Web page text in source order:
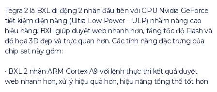
Tegra 2 là BXL di động 2 nhân đầu tiên với GPU Nvidia GeForce
tiết kiệm điện năng (Ultra Low Power – ULP) nhằm nâng cao
hiệu năng. BXL giúp duyệt web nhanh hơn, tăng tốc độ Flash và
đồ họa 3D đẹp và trực quan hơn. Các tính năng đặc trưng của
chip set này gồm:
• BXL 2 nhân ARM Cortex A9 với lệnh thực thi kết quả duyệt
web nhanh hơn, xử lý hiệu quả hơn, hiệu năng tổng thể tốt hơn.